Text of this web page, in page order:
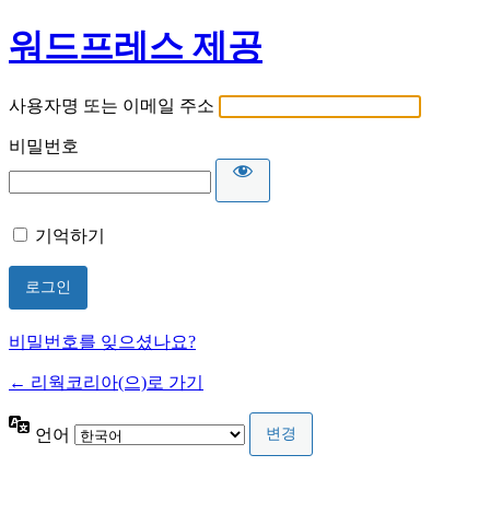
워드프레스 제공
사용자명 또는 이메일 주소
비밀번호
기억하기
비밀번호를 잊으셨나요?
← 리웍코리아(으)로 가기
언어